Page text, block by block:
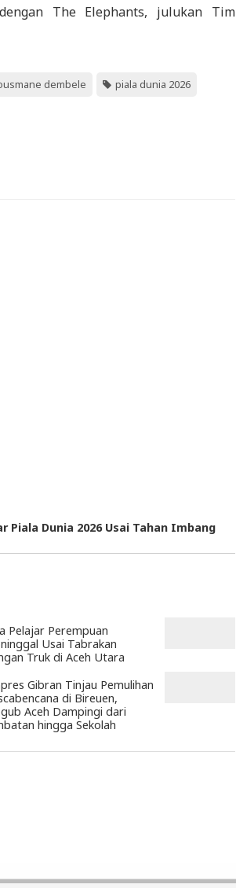
The Elephants, julukan Tim
dembele piala dunia 2026
Piala Dunia 2026 Usai Tahan Imbang
Pelajar Perempuan
Usai Tabrakan
Truk di Aceh Utara
Gibran Tinjau Pemulihan
di Bireuen,
Aceh Dampingi dari
hingga Sekolah